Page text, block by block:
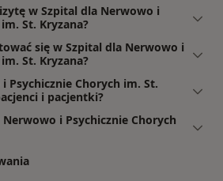
w Szpital dla Nerwowo i
St. Kryzana?
się w Szpital dla Nerwowo i
St. Kryzana?
Psychicznie Chorych im. St.
i pacjentki?
i Psychicznie Chorych